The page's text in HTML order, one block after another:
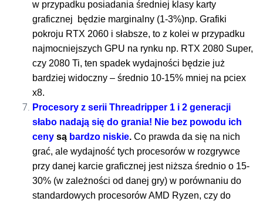
w przypadku posiadania średniej klasy karty
graficznej będzie marginalny (1-3%)np. Grafiki
pokroju RTX 2060 i słabsze, to z kolei w przypadku
najmocniejszych GPU na rynku np. RTX 2080 Super,
czy 2080 Ti, ten spadek wydajności będzie już
bardziej widoczny – średnio 10-15% mniej na pciex
x8.
Procesory z serii Threadripper 1 i 2 generacji
słabo nadają się do grania! Nie bez powodu ich
ceny są bardzo niskie. Co prawda da się na nich
grać, ale wydajność tych procesorów w rozgrywce
przy danej karcie graficznej jest niższa średnio o 15-
30% (w zależności od danej gry) w porównaniu do
standardowych procesorów AMD Ryzen, czy do